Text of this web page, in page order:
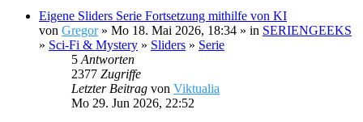
Eigene Sliders Serie Fortsetzung mithilfe von KI
von Gregor» Mo 18. Mai 2026, 18:34 » in SERIENGEEKS
» Sci-Fi & Mystery » Sliders » Serie
5 Antworten
2377 Zugriffe
Letzter Beitrag von Viktualia
Mo 29. Jun 2026, 22:52